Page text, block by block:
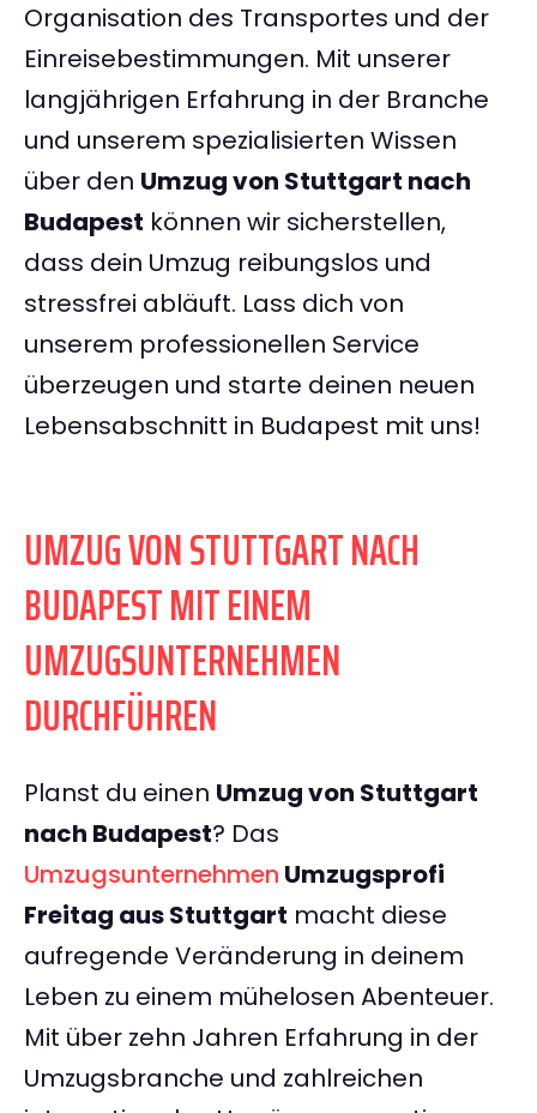
Organisation des Transportes und der
Einreisebestimmungen. Mit unserer
langjährigen Erfahrung in der Branche
und unserem spezialisierten Wissen
über den Umzug von Stuttgart nach
Budapest können wir sicherstellen,
dass dein Umzug reibungslos und
stressfrei abläuft. Lass dich von
unserem professionellen Service
überzeugen und starte deinen neuen
Lebensabschnitt in Budapest mit uns!
UMZUG VON STUTTGART NACH
BUDAPEST MIT EINEM
UMZUGSUNTERNEHMEN
DURCHFÜHREN
Planst du einen Umzug von Stuttgart
nach Budapest? Das
Umzugsunternehmen Umzugsprofi
Freitag aus Stuttgart macht diese
aufregende Veränderung in deinem
Leben zu einem mühelosen Abenteuer.
Mit über zehn Jahren Erfahrung in der
Umzugsbranche und zahlreichen